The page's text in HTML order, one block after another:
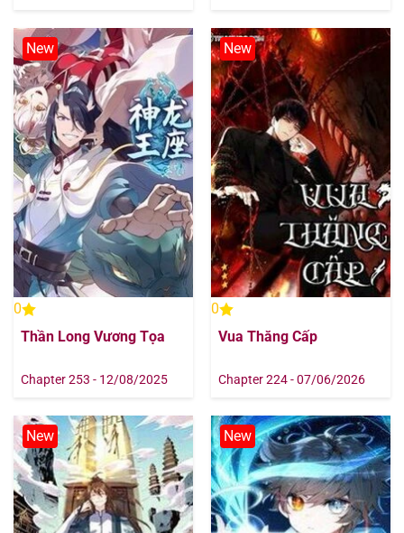
New
0
Thần Long Vương Tọa
Chapter 253 - 12/08/2025
New
0
Vua Thăng Cấp
Chapter 224 - 07/06/2026
New New